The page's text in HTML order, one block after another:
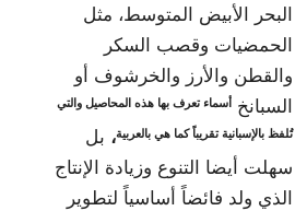
البحر الأبيض المتوسط، مثل
الحمضيات وقصب السكر
والقطن والأرز والخرشوف أو
السبانخ أسماء تعرف بها هذه المحاصيل والتي
تُلفظ بالإسبانية تقريباً كما هي بالعربية، بل
سهلت أيضا التنوع وزيادة الإنتاج
الذي ولد فائضاً أساسياً لتطوير